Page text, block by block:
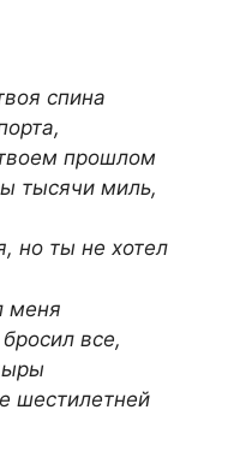
спина
прошлом
тысячи миль,
но ты не хотел
меня
все,
шестилетней